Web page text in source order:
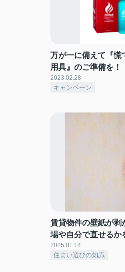
万が一に備えて『慌
用具』のご準備を！
2023.02.28
キャンペーン
賃貸物件の壁紙が剥
場や自分で直せるか
2025.01.14
住まい選びの知識